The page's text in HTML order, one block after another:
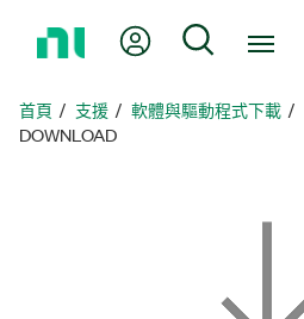
頁
我的帳號 搜尋
首頁 支援 軟體與驅動程式下載
DOWNLOAD